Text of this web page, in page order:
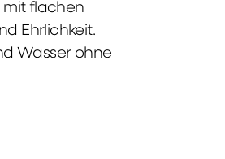
mit flachen
Ehrlichkeit.
Wasser ohne